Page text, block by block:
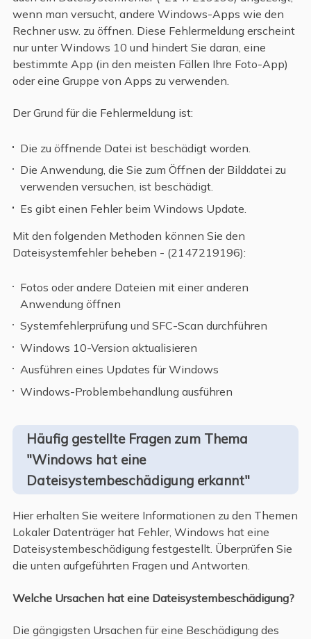
wenn man versucht, andere Windows-Apps wie den
Rechner usw. zu öffnen. Diese Fehlermeldung erscheint
nur unter Windows 10 und hindert Sie daran, eine
bestimmte App (in den meisten Fällen Ihre Foto-App)
oder eine Gruppe von Apps zu verwenden.
Der Grund für die Fehlermeldung ist:
Die zu öffnende Datei ist beschädigt worden.
Die Anwendung, die Sie zum Öffnen der Bilddatei zu
verwenden versuchen, ist beschädigt.
Es gibt einen Fehler beim Windows Update.
Mit den folgenden Methoden können Sie den
Dateisystemfehler beheben - (2147219196):
Fotos oder andere Dateien mit einer anderen
Anwendung öffnen
Systemfehlerprüfung und SFC-Scan durchführen
Windows 10-Version aktualisieren
Ausführen eines Updates für Windows
Windows-Problembehandlung ausführen
Häufig gestellte Fragen zum Thema
"Windows hat eine
Dateisystembeschädigung erkannt"
Hier erhalten Sie weitere Informationen zu den Themen
Lokaler Datenträger hat Fehler, Windows hat eine
Dateisystembeschädigung festgestellt. Überprüfen Sie
die unten aufgeführten Fragen und Antworten.
Welche Ursachen hat eine Dateisystembeschädigung?
Die gängigsten Ursachen für eine Beschädigung des